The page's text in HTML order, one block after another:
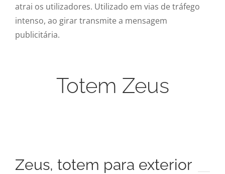
atrai os utilizadores. Utilizado em vias de tráfego
intenso, ao girar transmite a mensagem
publicitária.
Totem Zeus
Zeus, totem para exterior